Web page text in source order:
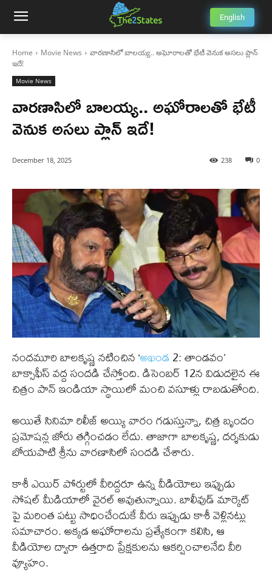
English
Home Movie News
వారణాసిలో బాలయ్య.. అఘోరాలతో భేటీ వెనుక అసలు ప్లాన్
ఇదే!
Movie News
వారణాసిలో బాలయ్య.. అఘోరాలతో భేటీ
వెనుక అసలు ప్లాన్ ఇదే!
December 18, 2025 0
238
నందమూరి బాలకృష్ణ నటించిన ‘అఖండ2: తాండవం’
బాక్సాఫీస్ వద్ద సందడి చేస్తోంది. డిసెంబర్ 12న విడుదలైన ఈ
చిత్రం పాన్ ఇండియా స్థాయిలో మంచి వసూళ్లు రాబడుతోంది.
అయితే సినిమా రిలీజ్ అయ్యి వారం గడుస్తున్నా, చిత్ర బృందం
ప్రమోషన్ల జోరు తగ్గించడం లేదు. తాజాగా బాలకృష్ణ, దర్శకుడు
బోయపాటి శ్రీను వారణాసిలో సందడి చేశారు.
కాశీ ఎయిర్ పోర్టులో వీరిద్దరూ ఉన్న వీడియోలు ఇప్పుడు
సోషల్ మీడియాలో వైరల్ అవుతున్నాయి. బాలీవుడ్ మార్కెట్
పై మరింత పట్టు సాధించేందుకే వీరు ఇప్పుడు కాశీ వెళ్లినట్లు
సమాచారం. అక్కడ అఘోరాలను ప్రత్యేకంగా కలిసి, ఆ
వీడియోల ద్వారా ఉత్తరాది ప్రేక్షకులను ఆకర్షించాలనేది వీరి
వ్యూహం.